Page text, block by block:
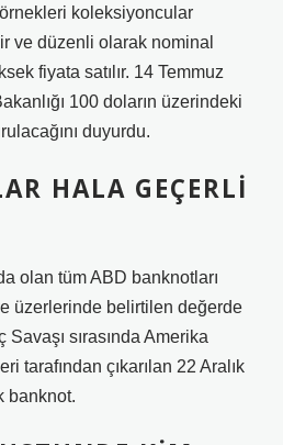
koleksiyoncular
ve düzenli olarak nominal
fiyata satılır. 14 Temmuz
100 doların üzerindeki
duyurdu.
HALA GEÇERLI
olan tüm ABD banknotları
üzerlerinde belirtilen değerde
sırasında Amerika
tarafından çıkarılan 22 Aralık
banknot.